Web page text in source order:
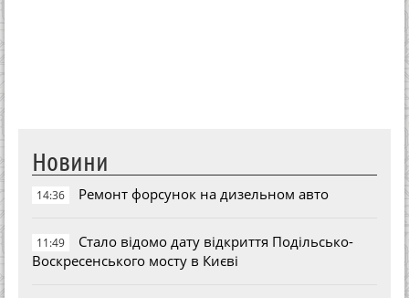
Новини
14:36 Ремонт форсунок на дизельном авто
11:49
Стало відомо дату відкриття Подільсько-
Воскресенського мосту в Києві